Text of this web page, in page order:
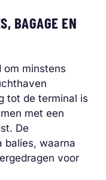
BAGAGE EN
om minstens
tot de terminal is
met een
De
balies, waarna
voor